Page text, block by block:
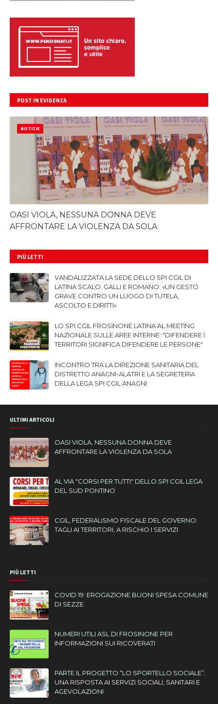
POST IN EVIDENZA
NOTIZIE
OASI VIOLA, NESSUNA DONNA DEVE
AFFRONTARE LA VIOLENZA DA SOLA
PIÙ LETTI
VANDALIZZATA LA SEDE DELLO SPI CGIL DI
LATINA SCALO. GALLI E ROMANO: «UN GESTO
GRAVE CONTRO UN LUOGO DI TUTELA,
ASCOLTO E DIRITTI»
LO SPI CGIL FROSINONE LATINA AL MEETING
NAZIONALE SULLE AREE INTERNE: "DIFENDERE I
TERRITORI SIGNIFICA DIFENDERE LE PERSONE"
INCONTRO TRA LA DIREZIONE SANITARIA DEL
DISTRETTO ANAGNI-ALATRI E LA SEGRETERIA
DELLA LEGA SPI CGIL ANAGNI
ULTIMI ARTICOLI
OASI VIOLA, NESSUNA DONNA DEVE
AFFRONTARE LA VIOLENZA DA SOLA
AL VIA "CORSI PER TUTTI" DELLO SPI CGIL LEGA
DEL SUD PONTINO
CGIL, FEDERALISMO FISCALE DEL GOVERNO:
TAGLI AI TERRITORI, A RISCHIO I SERVIZI
PIÙ LETTI
COVID 19: EROGAZIONE BUONI SPESA COMUNE
DI SEZZE
NUMERI UTILI ASL DI FROSINONE PER
INFORMAZIONI SUI RICOVERATI
PARTE IL PROGETTO “LO SPORTELLO SOCIALE”:
UNA RISPOSTA AI SERVIZI SOCIALI, SANITARI E
AGEVOLAZIONI